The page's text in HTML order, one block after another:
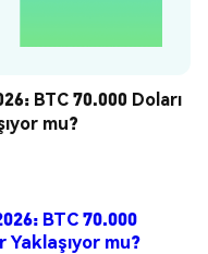
BTC 70.000 Doları
mu?
BTC 70.000
Yaklaşıyor mu?